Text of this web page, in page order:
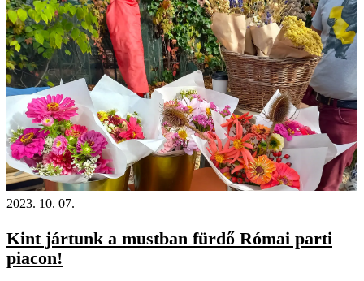
2023. 10. 07.
Kint jártunk a mustban fürdő Római parti
piacon!